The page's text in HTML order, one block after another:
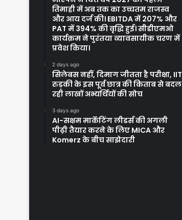
तिमाही में अब तक का उच्चतम राजस्व
और आय दर्ज की। EBITDA में 207% और
PAT में 394% की वृद्धि हुई। सीडीएमओ
कार्यक्रम ने पुरंतया व्यावसायीक चरण में
प्रवेश किया।
2 days ago
सिलेबस नहीं, दिमाग जीतता है परीक्षा, IIT
रुड़की के इस पूर्व छात्र की किताब से बदल
रही लाखों अभ्यर्थियों की सोच
3 days ago
AI-सक्षम मार्केटिंग लीडर्स की अगली
पीढ़ी तैयार करने के लिए MICA और
Komerz के बीच साझेदारी